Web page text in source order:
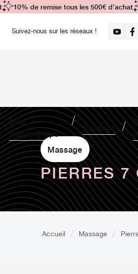
Suivez-nous sur les réseaux !
Soin
Visage/Corps
Massage
10% de remise tous les 500€ d’achat
Massage
PIERRES 7
Accueil Massage